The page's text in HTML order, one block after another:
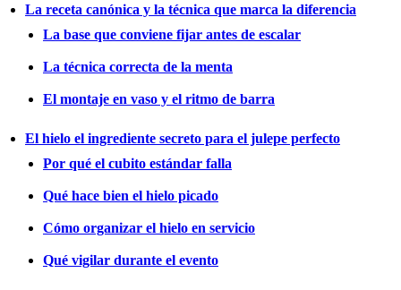
La receta canónica y la técnica que marca la diferencia
La base que conviene fijar antes de escalar
La técnica correcta de la menta
El montaje en vaso y el ritmo de barra
El hielo el ingrediente secreto para el julepe perfecto
Por qué el cubito estándar falla
Qué hace bien el hielo picado
Cómo organizar el hielo en servicio
Qué vigilar durante el evento